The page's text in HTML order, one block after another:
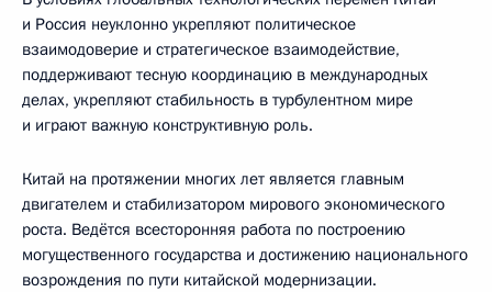
и Россия неуклонно укрепляют политическое
взаимодоверие и стратегическое взаимодействие,
поддерживают тесную координацию в международных
делах, укрепляют стабильность в турбулентном мире
и играют важную конструктивную роль.
Китай на протяжении многих лет является главным
двигателем и стабилизатором мирового экономического
роста. Ведётся всесторонняя работа по построению
могущественного государства и достижению национального
возрождения по пути китайской модернизации.